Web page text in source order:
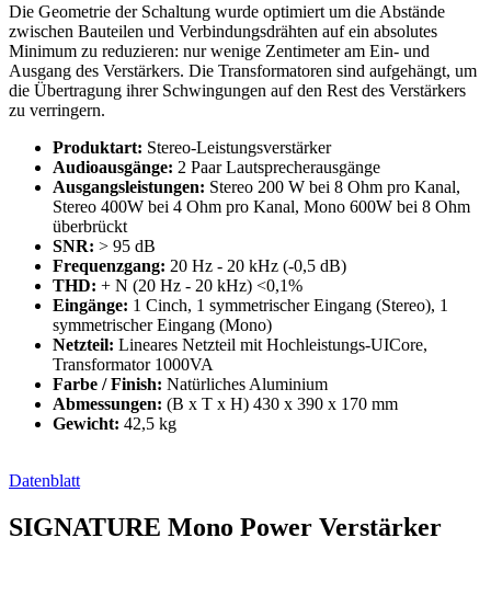
Die Geometrie der Schaltung wurde optimiert um die Abstände
zwischen Bauteilen und Verbindungsdrähten auf ein absolutes
Minimum zu reduzieren: nur wenige Zentimeter am Ein- und
Ausgang des Verstärkers. Die Transformatoren sind aufgehängt, um
die Übertragung ihrer Schwingungen auf den Rest des Verstärkers
zu verringern.
Produktart: Stereo-Leistungsverstärker
Audioausgänge: 2 Paar Lautsprecherausgänge
Ausgangsleistungen: Stereo 200 W bei 8 Ohm pro Kanal,
Stereo 400W bei 4 Ohm pro Kanal, Mono 600W bei 8 Ohm
überbrückt
SNR: > 95 dB
Frequenzgang: 20 Hz - 20 kHz (-0,5 dB)
THD: + N (20 Hz - 20 kHz) <0,1%
Eingänge: 1 Cinch, 1 symmetrischer Eingang (Stereo), 1
symmetrischer Eingang (Mono)
Netzteil: Lineares Netzteil mit Hochleistungs-UICore,
Transformator 1000VA
Farbe / Finish: Natürliches Aluminium
Abmessungen: (B x T x H) 430 x 390 x 170 mm
Gewicht: 42,5 kg
Datenblatt
SIGNATURE Mono Power Verstärker